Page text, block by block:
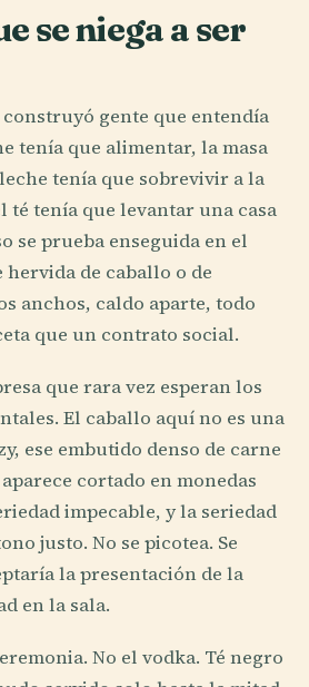
se niega a ser
gente que entendía
tenía que alimentar, la masa
tenía que sobrevivir a la
tenía que levantar una casa
se prueba enseguida en el
de caballo o de
anchos, caldo aparte, todo
que un contrato social.
que rara vez esperan los
El caballo aquí no es una
ese embutido denso de carne
cortado en monedas
impecable, y la seriedad
justo. No se picotea. Se
la presentación de la
en la sala.
No el vodka. Té negro